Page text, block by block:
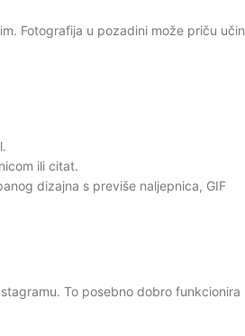
Fotografija u pozadini može priču
ili citat.
dizajna s previše naljepnica, GIF
To posebno dobro funkcionira